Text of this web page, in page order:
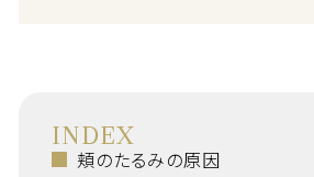
INDEX
頬のたるみの原因